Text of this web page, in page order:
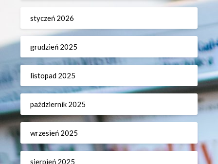
styczeń 2026
grudzień 2025
listopad 2025
październik 2025
wrzesień 2025
sierpień 2025